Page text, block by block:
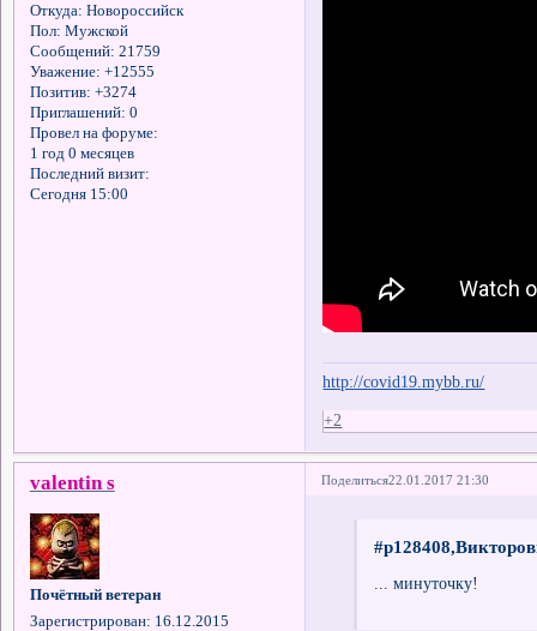
Откуда: Новороссийск
Пол: Мужской
Сообщений: 21759
Уважение: +12555
Позитив: +3274
Приглашений: 0
Провел на форуме:
1 год 0 месяцев
Последний визит:
Сегодня 15:00
http://covid19.mybb.ru/
+2
Поделиться22.01.2017 21:30
valentin s
Почётный ветеран
Зарегистрирован: 16.12.2015
... минуточку!